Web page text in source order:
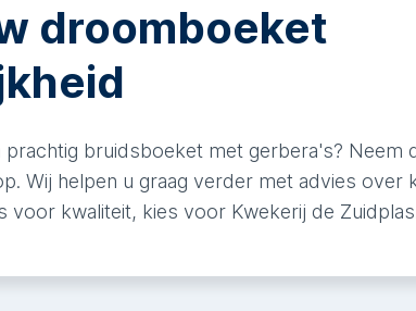
droomboeket
prachtig bruidsboeket met gerbera's? Neem
Wij helpen u graag verder met advies over
voor kwaliteit, kies voor Kwekerij de